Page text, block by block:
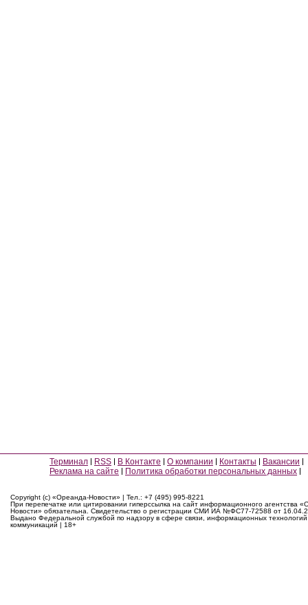
Терминал RSS В Контакте О компании Контакты
Вакансии
Реклама на сайте
Политика обработки персональных данных
Copyright (c) «Ореанда-Новости» | Тел.: +7 (495) 995-8221
При перепечатке или цитировании гиперссылка на сайт информационного агентства
Новости» обязательна. Свидетельство о регистрации СМИ ИА №ФС77-72588 от
Выдано Федеральной службой по надзору в сфере связи, информационных
коммуникаций | 18+